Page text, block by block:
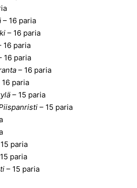
– 16 paria
– 16 paria
16 paria
16 paria
– 16 paria
16 paria
– 15 paria
– 15 paria
paria
paria
– 15 paria